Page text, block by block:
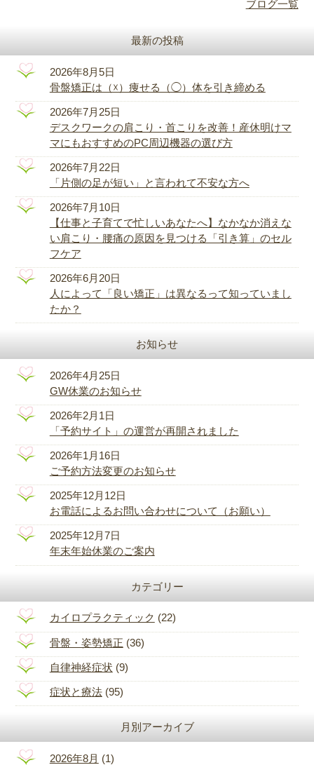
ブログ一覧
最新の投稿
2026年8月5日
骨盤矯正は（☓）痩せる（◯）体を引き締める
2026年7月25日
デスクワークの肩こり・首こりを改善！産休明けマ
マにもおすすめのPC周辺機器の選び方
2026年7月22日
「片側の足が短い」と言われて不安な方へ
2026年7月10日
【仕事と子育てで忙しいあなたへ】なかなか消えな
い肩こり・腰痛の原因を見つける「引き算」のセル
フケア
2026年6月20日
人によって「良い矯正」は異なるって知っていまし
たか？
お知らせ
2026年4月25日
GW休業のお知らせ
2026年2月1日
「予約サイト」の運営が再開されました
2026年1月16日
ご予約方法変更のお知らせ
2025年12月12日
お電話によるお問い合わせについて（お願い）
2025年12月7日
年末年始休業のご案内
カテゴリー
カイロプラクティック (22)
骨盤・姿勢矯正 (36)
自律神経症状 (9)
症状と療法(95)
月別アーカイブ
2026年8月 (1)